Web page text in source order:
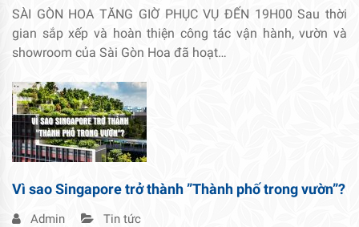
SÀI GÒN HOA TĂNG GIỜ PHỤC VỤ ĐẾN 19H00 Sau thời
gian sắp xếp và hoàn thiện công tác vận hành, vườn và
showroom của Sài Gòn Hoa đã hoạt…
Vì sao Singapore trở thành ”Thành phố trong vườn”?
Admin Tin tức